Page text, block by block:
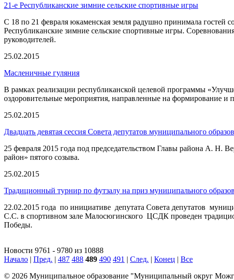
21-е Республиканские зимние сельские спортивные игры
С 18 по 21 февраля юкаменская земля радушно принимала гостей
Республиканские зимние сельские спортивные игры.
руководителей.
25.02.2015
Масленичные гуляния
В рамках реализации республиканской целевой программы
оздоровительные мероприятия, направленные на формирование и
25.02.2015
Двадцать девятая сессия Совета депутатов муниципального
25 февраля 2015 года под председательством Главы района А. Н.
район» пятого созыва.
25.02.2015
Традиционный турнир по футзалу на приз муниципального
22.02.2015 года по инициативе депутата Совета депутатов
С.С. в спортивном зале Малосюгинского ЦCДК проведен
Победы.
Новости 9761 - 9780 из 10888
Начало | Пред. | 487 488 489 490 491 | След. | Конец | Все
© 2026 Муниципальное образование "Муниципальный округ